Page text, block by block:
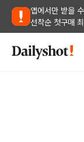
앱에서만 받을
선착순 첫구매